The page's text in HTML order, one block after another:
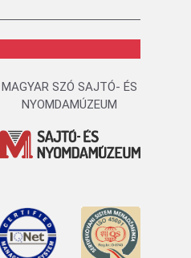
MAGYAR SZÓ SAJTÓ- ÉS
NYOMDAMÚZEUM